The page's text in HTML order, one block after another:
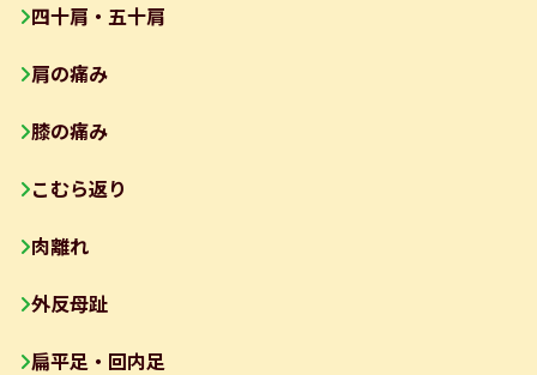
四十肩・五十肩
肩の痛み
膝の痛み
こむら返り
肉離れ
外反母趾
扁平足・回内足